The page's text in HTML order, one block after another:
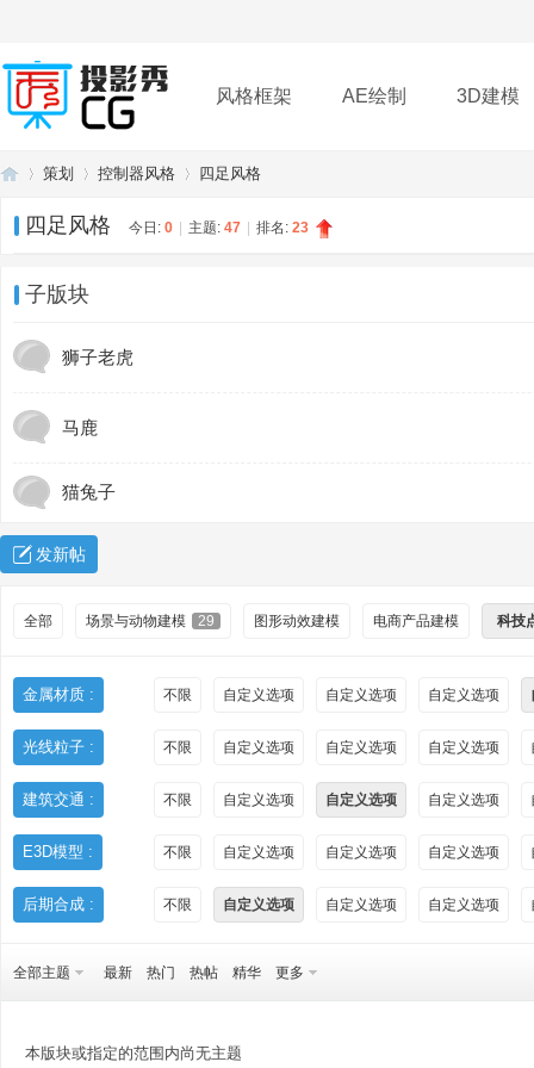
风格框架 AE绘制 3D建模
插件 帮助 下载
策划 控制器风格 四足风格
四足风格 今日: 0 主题: 47 排名: 23
子版块
狮子老虎
马鹿
猫兔子
发新帖
全部 场景与动物建模 29 图形动效建模 电商产品建模 科技
金属材质 : 不限 自定义选项 自定义选项 自定义选项
光线粒子 : 不限 自定义选项 自定义选项 自定义选项
建筑交通 : 不限 自定义选项 自定义选项 自定义选项
E3D模型 : 不限 自定义选项 自定义选项 自定义选项
后期合成 : 不限 自定义选项 自定义选项 自定义选项
全部主题 最新 热门 热帖 精华 更多
本版块或指定的范围内尚无主题